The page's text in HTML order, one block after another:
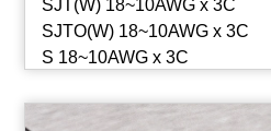
SJT(W) 18~10AWG x 3C
SJTO(W) 18~10AWG x 3C
S 18~10AWG x 3C